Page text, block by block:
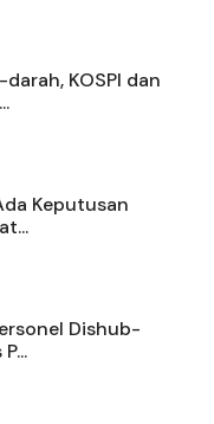
KOSPI dan
Keputusan
Dishub-